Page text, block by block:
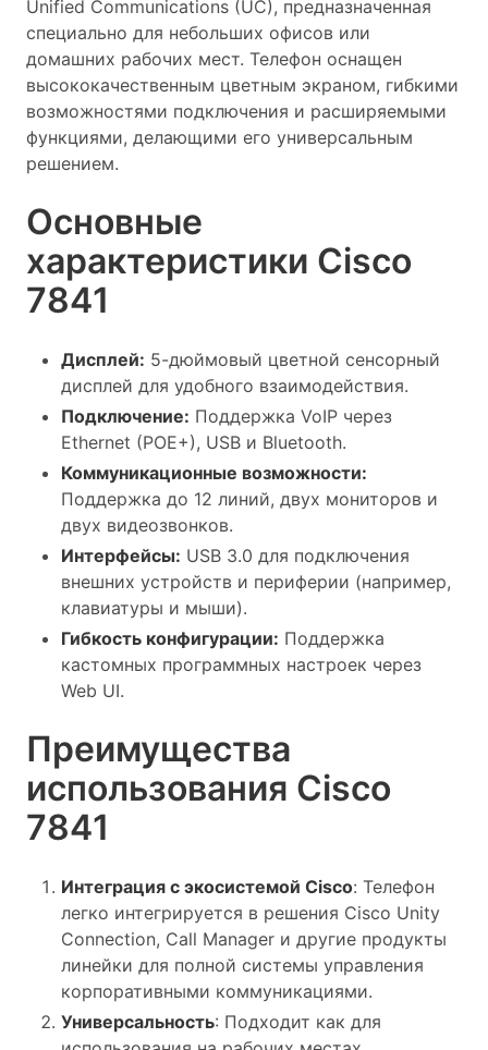
Unified Communications (UC), предназначенная
специально для небольших офисов или
домашних рабочих мест. Телефон оснащен
высококачественным цветным экраном, гибкими
возможностями подключения и расширяемыми
функциями, делающими его универсальным
решением.
Основные
характеристики Cisco
7841
Дисплей: 5-дюймовый цветной сенсорный
дисплей для удобного взаимодействия.
Подключение: Поддержка VoIP через
Ethernet (POE+), USB и Bluetooth.
Коммуникационные возможности:
Поддержка до 12 линий, двух мониторов и
двух видеозвонков.
Интерфейсы: USB 3.0 для подключения
внешних устройств и периферии (например,
клавиатуры и мыши).
Гибкость конфигурации: Поддержка
кастомных программных настроек через
Web UI.
Преимущества
использования Cisco
7841
Интеграция с экосистемой Cisco: Телефон
легко интегрируется в решения Cisco Unity
Connection, Call Manager и другие продукты
линейки для полной системы управления
корпоративными коммуникациями.
Универсальность: Подходит как для